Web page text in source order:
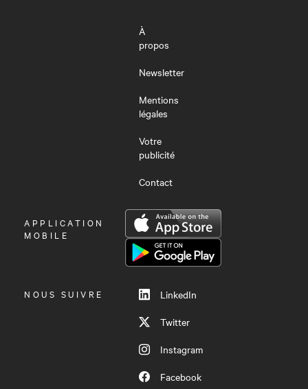
À
propos
Newsletter
Mentions
légales
Votre
publicité
Contact
OUVRIR
LE
APPLICATION
MOBILE
NOUS SUIVRE
LinkedIn
Twitter
Instagram
Facebook